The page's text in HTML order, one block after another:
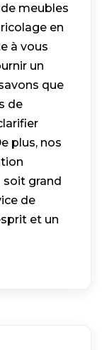
meubles
en
à vous
un
que
de
plus, nos
soit grand
de
et un